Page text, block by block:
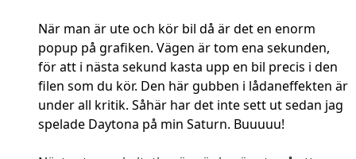
När man är ute och kör bil då är det en enorm
popup på grafiken. Vägen är tom ena sekunden,
för att i nästa sekund kasta upp en bil precis i den
filen som du kör. Den här gubben i lådaneffekten är
under all kritik. Såhär har det inte sett ut sedan jag
spelade Daytona på min Saturn. Buuuuu!